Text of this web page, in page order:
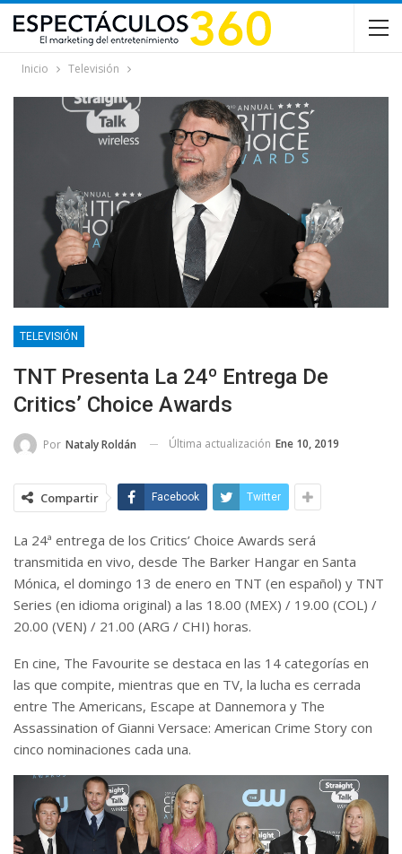
Inicio Televisión
TELEVISIÓN
TNT Presenta La 24º Entrega De
Critics’ Choice Awards
Por Nataly Roldán Última actualización Ene 10, 2019
Compartir Facebook Twitter
La 24ª entrega de los Critics’ Choice Awards será
transmitida en vivo, desde The Barker Hangar en Santa
Mónica, el domingo 13 de enero en TNT (en español) y TNT
Series (en idioma original) a las 18.00 (MEX) / 19.00 (COL) /
20.00 (VEN) / 21.00 (ARG / CHI) horas.
En cine, The Favourite se destaca en las 14 categorías en
las que compite, mientras que en TV, la lucha es cerrada
entre The Americans, Escape at Dannemora y The
Assassination of Gianni Versace: American Crime Story con
cinco nominaciones cada una.